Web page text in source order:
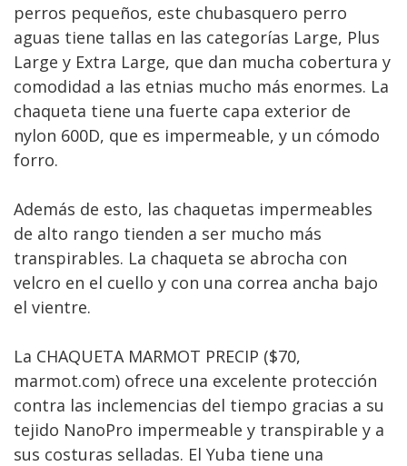
perros pequeños, este chubasquero perro
aguas tiene tallas en las categorías Large, Plus
Large y Extra Large, que dan mucha cobertura y
comodidad a las etnias mucho más enormes. La
chaqueta tiene una fuerte capa exterior de
nylon 600D, que es impermeable, y un cómodo
forro.
Además de esto, las chaquetas impermeables
de alto rango tienden a ser mucho más
transpirables. La chaqueta se abrocha con
velcro en el cuello y con una correa ancha bajo
el vientre.
La CHAQUETA MARMOT PRECIP ($70,
marmot.com) ofrece una excelente protección
contra las inclemencias del tiempo gracias a su
tejido NanoPro impermeable y transpirable y a
sus costuras selladas. El Yuba tiene una